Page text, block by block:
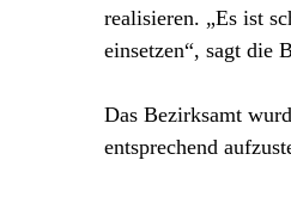
realisieren. „Es ist
einsetzen“, sagt die
Das Bezirksamt
entsprechend